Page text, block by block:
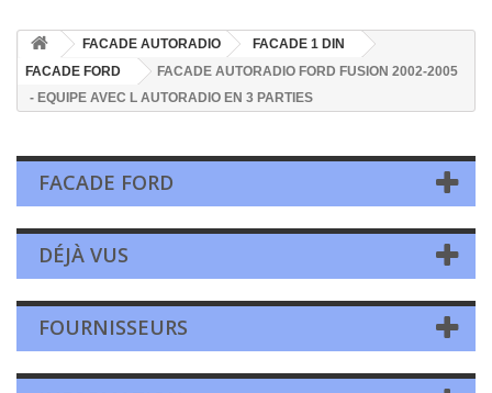
FACADE AUTORADIO
FACADE 1 DIN
FACADE FORD
FACADE AUTORADIO FORD FUSION 2002-2005
- EQUIPE AVEC L AUTORADIO EN 3 PARTIES
FACADE FORD
DÉJÀ VUS
FOURNISSEURS